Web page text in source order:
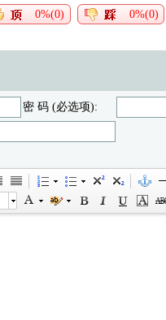
0%(0) 0%(0)
密 码 (必选项):